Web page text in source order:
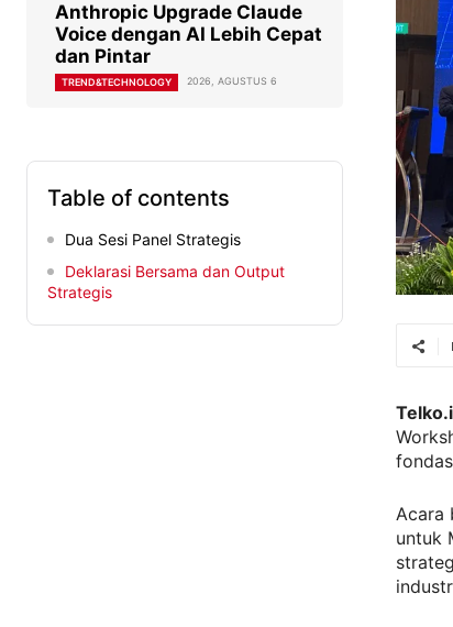
Anthropic Upgrade Claude
Voice dengan AI Lebih Cepat
dan Pintar
TREND&TECHNOLOGY 2026, AGUSTUS 6
Table of contents
Dua Sesi Panel Strategis
Deklarasi Bersama dan Output
Strategis
Acara
untuk